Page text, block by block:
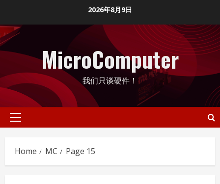
content
2026年8月9日
MicroComputer
我们只谈硬件！
Primary
Home MC Page 15